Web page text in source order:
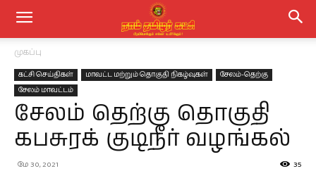
முகப்பு
கட்சி செய்திகள் மாவட்ட மற்றும் தொகுதி நிகழ்வுகள்
சேலம்-தெற்கு
சேலம் மாவட்டம்
சேலம் தெற்கு தொகுதி
கபசுரக் குடிநீர் வழங்கல்
மே 30, 2021 35